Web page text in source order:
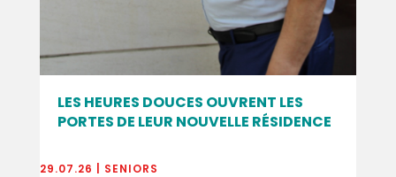
LES HEURES DOUCES OUVRENT LES
PORTES DE LEUR NOUVELLE RÉSIDENCE
29.07.26 SENIORS